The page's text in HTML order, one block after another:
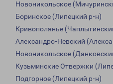
Новоникольское
Боринское (Липецкий р-н)
Кривополянье
Александро-Невский
Новоникольское
Кузьминские Отвержки
Подгорное (Липецкий р-н)